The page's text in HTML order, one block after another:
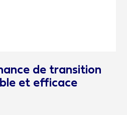
de transition
et efficace